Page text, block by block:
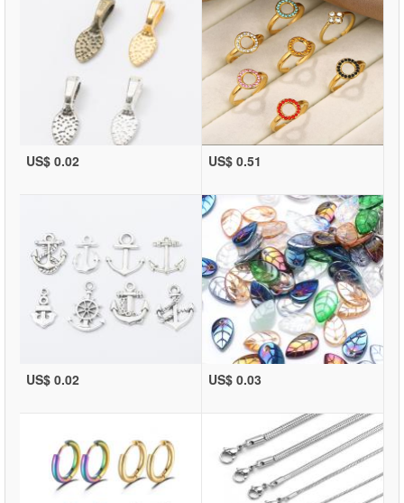
US$ 0.02 US$ 0.51
US$ 0.02 US$ 0.03